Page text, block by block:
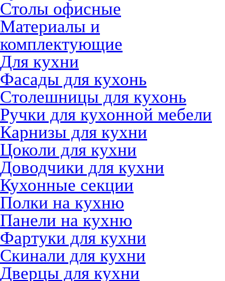
Столы офисные
Материалы и
комплектующие
Для кухни
Фасады для кухонь
Столешницы для кухонь
Ручки для кухонной мебели
Карнизы для кухни
Цоколи для кухни
Доводчики для кухни
Кухонные секции
Полки на кухню
Панели на кухню
Фартуки для кухни
Скинали для кухни
Дверцы для кухни